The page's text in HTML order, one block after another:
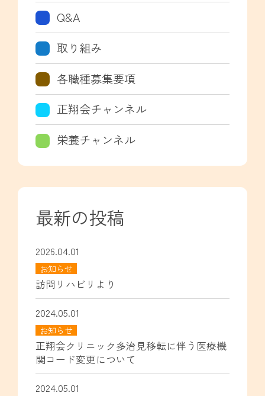
Q&A
取り組み
各職種募集要項
正翔会チャンネル
栄養チャンネル
最新の投稿
2026.04.01
お知らせ
訪問リハビリより
2024.05.01
お知らせ
正翔会クリニック多治見移転に伴う医療機
関コード変更について
2024.05.01